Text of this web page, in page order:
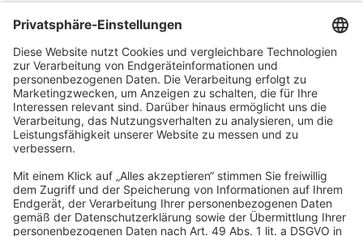
Stellenbezeichnung
Ort / Region / PLZ
oder im Umkreis von
km um die PLZ
Suchbegriffe
Wir sind ständig auf der Suche nach Talenten, die das Steuer für ihre
Karriere bei Afileon übernehmen möchten. Deshalb freuen wir uns
über DeineInitiativbewerbung.